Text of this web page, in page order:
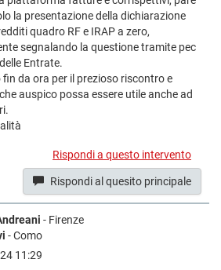
la presentazione della dichiarazione
quadro RF e IRAP a zero,
segnalando la questione tramite pec
Entrate.
da ora per il prezioso riscontro e
auspico possa essere utile anche ad
Rispondi a questo intervento
Rispondi al quesito principale
- Firenze
- Como
11:29